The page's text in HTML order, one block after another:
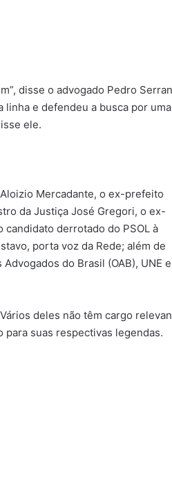
disse o advogado Pedro
linha e defendeu a busca por uma
ele.
Mercadante, o ex-prefeito
da Justiça José Gregori, o ex-
derrotado do PSOL à
porta voz da Rede; além de
do Brasil (OAB), UNE
deles não têm cargo
suas respectivas legendas.